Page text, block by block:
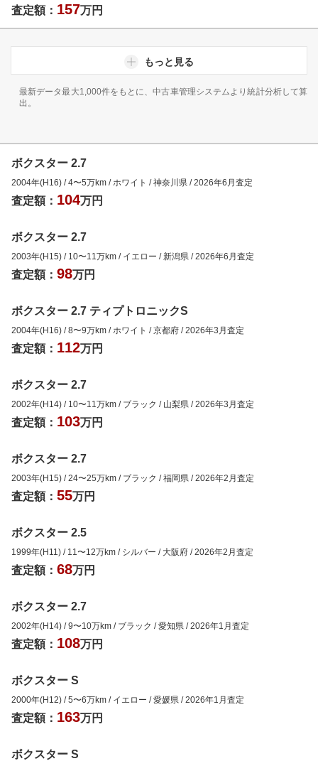
査定額： 157万円
もっと見る
最新データ最大1,000件をもとに、中古車管理システムより統計分析して算
出。
ボクスター 2.7
2004年(H16) /4〜5万km / ホワイト /神奈川県 /2026年6月査定
査定額： 104万円
ボクスター 2.7
2003年(H15) / 10〜11 万km / イエロー /新潟県 /2026年6月査定
査定額： 98万円
ボクスター 2.7 ティプトロニックS
2004年(H16) /8〜9万km / ホワイト /京都府 /2026年3月査定
査定額： 112万円
ボクスター 2.7
2002年(H14) / 10〜11 万km / ブラック / 山梨県 /2026年3月査定
査定額： 103万円
ボクスター 2.7
2003年(H15) /24〜25万km / ブラック /福岡県 /2026年2月査定
査定額： 55万円
ボクスター 2.5
1999年(H11) / 11 〜12万km / シルバー / 大阪府 /2026年2月査定
査定額： 68万円
ボクスター 2.7
2002年(H14) /9〜10万km / ブラック /愛知県 /2026年1月査定
査定額： 108万円
ボクスター S
2000年(H12) /5〜6万km / イエロー /愛媛県 /2026年1月査定
査定額： 163万円
ボクスター S